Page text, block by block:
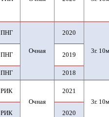
ПНГ
Очная
2020
3г.
ПНГ 2019
ПНГ 2018
РИК
Очная
2021
3г.
РИК
2020